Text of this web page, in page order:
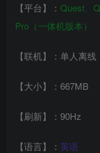
【平台】： Quest、
Pro（一体机版本）
【联机】：单人离线
【大小】：667MB
【刷新】：90Hz
【语言】： 英语